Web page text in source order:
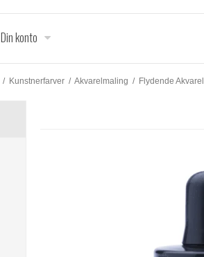
Din konto
/ Kunstnerfarver / Akvarelmaling / Flydende Akvarel